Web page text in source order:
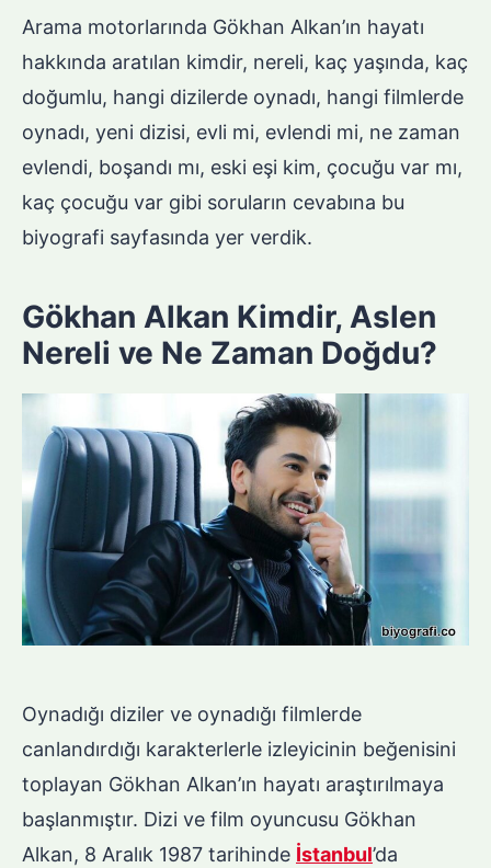
Arama motorlarında Gökhan Alkan’ın hayatı
hakkında aratılan kimdir, nereli, kaç yaşında, kaç
doğumlu, hangi dizilerde oynadı, hangi filmlerde
oynadı, yeni dizisi, evli mi, evlendi mi, ne zaman
evlendi, boşandı mı, eski eşi kim, çocuğu var mı,
kaç çocuğu var gibi soruların cevabına bu
biyografi sayfasında yer verdik.
Gökhan Alkan Kimdir, Aslen
Nereli ve Ne Zaman Doğdu?
Oynadığı diziler ve oynadığı filmlerde
canlandırdığı karakterlerle izleyicinin beğenisini
toplayan Gökhan Alkan’ın hayatı araştırılmaya
başlanmıştır. Dizi ve film oyuncusu Gökhan
Alkan, 8 Aralık 1987 tarihinde İstanbul’da